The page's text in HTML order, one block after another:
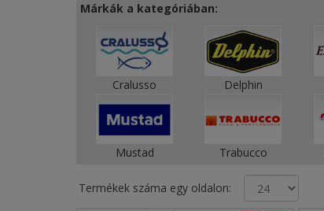
Márkák a kategóriában:
Cralusso Delphin
Mustad Trabucco
Termékek száma egy oldalon: